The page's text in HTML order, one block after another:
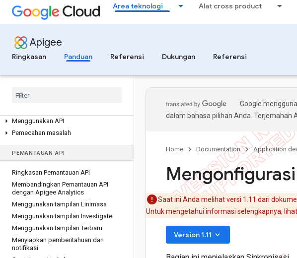
Area teknologi Alat cross product
Apigee
Ringkasan
Panduan Referensi Dukungan Referensi
Analisis developer
Analisis pengguna akhir
Anomali operasi
Mengumpulkan data kustom dengan
Mengekspor data dari analisis
analisis
Menggunakan API
Pemecahan masalah
PEMANTAUAN API
Ringkasan Pemantauan API
Membandingkan Pemantauan API
dengan Apigee Analytics
Menggunakan tampilan Linimasa
Menggunakan tampilan Investigate
Menggunakan tampilan Terbaru
Menyiapkan pemberitahuan dan
notifikasi
Google
dalam bahasa pilihan Anda. Terjemahan
Home Documentation Application
Saat ini Anda melihat versi 1.11 dari
Untuk mengetahui informasi selengkapnya, lihat
Version 1.11 keyboard_arrow_down